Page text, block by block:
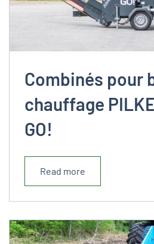
Combinés pour
chauffage
GO!
Read more